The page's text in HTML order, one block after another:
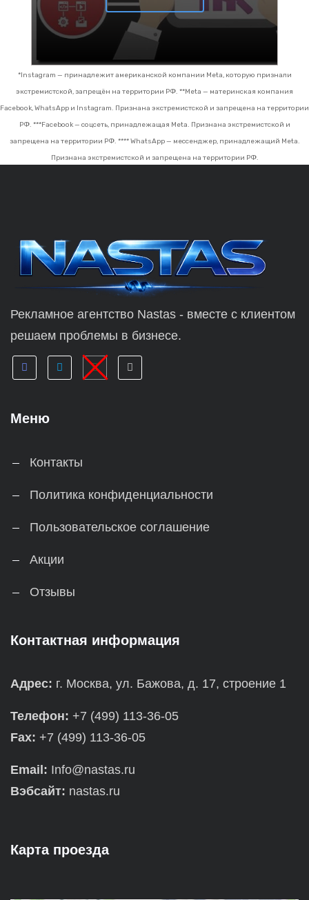
*Instagram — принадлежит американской компании Meta, которую признали
экстремистской, запрещён на территории РФ. **Meta — материнская компания
Facebook, WhatsApp и Instagram. Признана экстремистской и запрещена на территории
РФ. ***Facebook — соцсеть, принадлежащая Meta. Признана экстремистской и
запрещена на территории РФ. **** WhatsApp — мессенджер, принадлежащий Meta.
Признана экстремистской и запрещена на территории РФ.
Рекламное агентство Nastas - вместе с клиентом
решаем проблемы в бизнесе.
Меню
Контакты
Политика конфиденциальности
Пользовательское соглашение
Акции
Отзывы
Контактная информация
Адрес: г. Москва, ул. Бажова, д. 17, строение 1
Телефон: +7 (499) 113-36-05
Fax: +7 (499) 113-36-05
Email: Info@nastas.ru
Вэбсайт: nastas.ru
Карта проезда